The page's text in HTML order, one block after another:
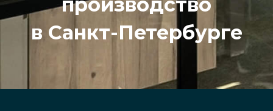
в Санкт-Петербурге